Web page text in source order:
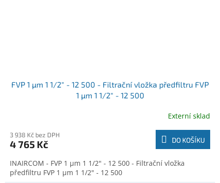
FVP 1 µm 1 1/2" - 12 500 - Filtrační vložka předfiltru FVP
1 µm 1 1/2" - 12 500
Externí sklad
3 938 Kč bez DPH
4 765 Kč DO KOŠÍKU
INAIRCOM - FVP 1 µm 1 1/2" - 12 500 - Filtrační vložka
předfiltru FVP 1 µm 1 1/2" - 12 500